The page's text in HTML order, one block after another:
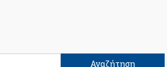
Αναζήτηση